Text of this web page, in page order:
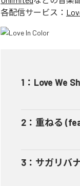
各配信サービス：
1 ： Love We
2 ： 重ねる
3 ： サガリバ